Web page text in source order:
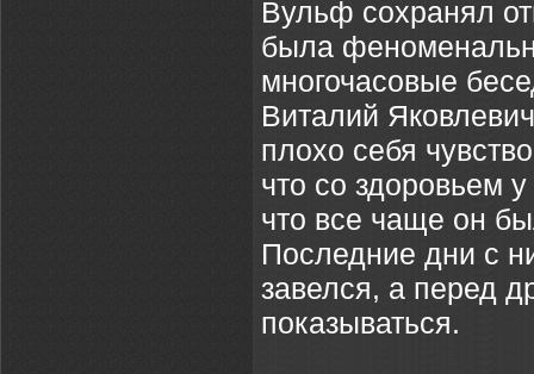
Вульф сохранял
была
многочасовые
Виталий
плохо себя
что со здоровьем
что все чаще он
Последние дни с
завелся, а перед
показываться.